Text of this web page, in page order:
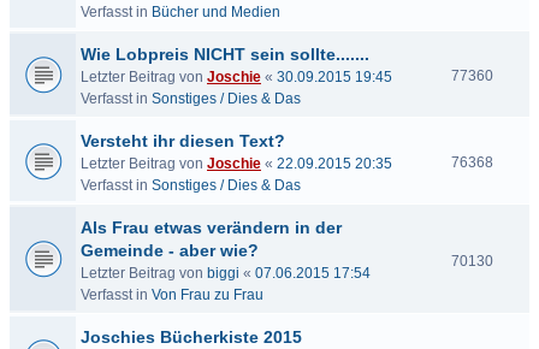
Verfasst in Bücher und Medien
Wie Lobpreis NICHT sein sollte.......
Letzter Beitrag von Joschie « 30.09.2015 19:45
Verfasst in Sonstiges / Dies & Das
77360
Versteht ihr diesen Text?
Letzter Beitrag von Joschie « 22.09.2015 20:35
Verfasst in Sonstiges / Dies & Das
76368
Als Frau etwas verändern in der
Gemeinde - aber wie?
Letzter Beitrag von biggi « 07.06.2015 17:54
Verfasst in Von Frau zu Frau
70130
Joschies Bücherkiste 2015